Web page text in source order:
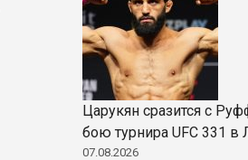
Царукян сразится с
бою турнира UFC 331 в
07.08.2026